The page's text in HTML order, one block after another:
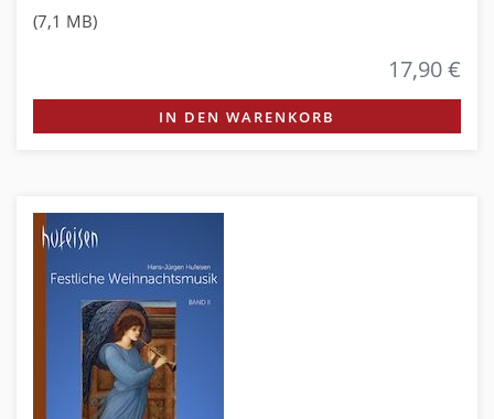
(7,1 MB)
17,90 €
IN DEN WARENKORB